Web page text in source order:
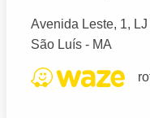
Avenida Leste, 1,
São Luís - MA